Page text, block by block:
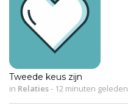
Tweede keus zijn
in Relaties- 12 minuten geleden